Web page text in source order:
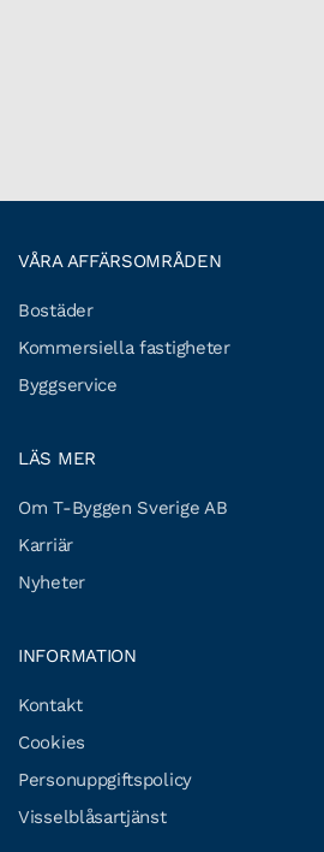
VÅRA AFFÄRSOMRÅDEN
Bostäder
Kommersiella fastigheter
Byggservice
LÄS MER
Om T-Byggen Sverige AB
Karriär
Nyheter
INFORMATION
Kontakt
Cookies
Personuppgiftspolicy
Visselblåsartjänst